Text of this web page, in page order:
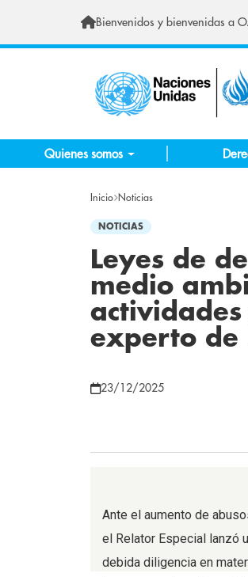
Bienvenidos y bienvenidas a
Quienes somos
Inicio Noticias
NOTICIAS
Leyes de
medio
experto de
23/12/2025
Ante el aumento de
el Relator Especial lanzó
debida diligencia en